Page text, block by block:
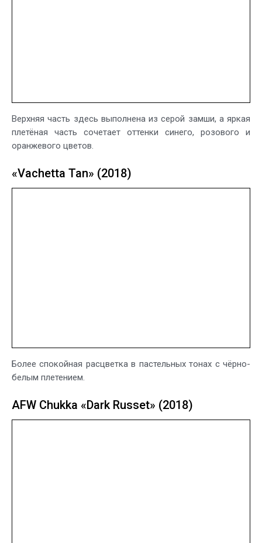
Верхняя часть здесь выполнена из серой замши, а яркая
плетёная часть сочетает оттенки синего, розового и
оранжевого цветов.
«Vachetta Tan» (2018)
Более спокойная расцветка в пастельных тонах с чёрно-
белым плетением.
AFW Chukka «Dark Russet» (2018)